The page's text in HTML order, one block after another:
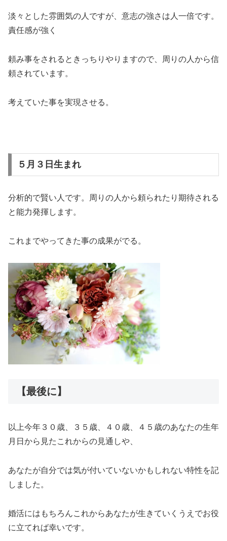
淡々とした雰囲気の人ですが、意志の強さは人一倍です。
責任感が強く
頼み事をされるときっちりやりますので、周りの人から信
頼されています。
考えていた事を実現させる。
５月３日生まれ
分析的で賢い人です。周りの人から頼られたり期待される
と能力発揮します。
これまでやってきた事の成果がでる。
【最後に】
以上今年３０歳、３５歳、４０歳、４５歳のあなたの生年
月日から見たこれからの見通しや、
あなたが自分では気が付いていないかもしれない特性を記
しました。
婚活にはもちろんこれからあなたが生きていくうえでお役
に立てれば幸いです。